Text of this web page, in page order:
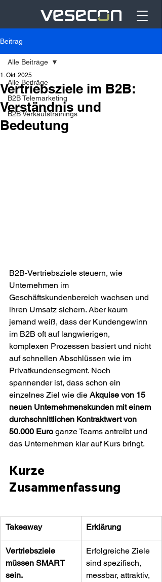
Beitrag
Alle Beiträge
B2B Telemarketing
B2B Verkaufstrainings
Alle Beiträge
Vertriebsziele im B2B:
Verständnis und
Bedeutung
1. Okt. 2025
B2B-Vertriebsziele steuern, wie
Unternehmen im
Geschäftskundenbereich wachsen und
ihren Umsatz sichern. Aber kaum
jemand weiß, dass der Kundengewinn
im B2B oft auf langwierigen,
komplexen Prozessen basiert und nicht
auf schnellen Abschlüssen wie im
Privatkundensegment. Noch
spannender ist, dass schon ein
einzelnes Ziel wie die Akquise von 15
neuen Unternehmenskunden mit einem
durchschnittlichen Kontraktwert von
50.000 Euro ganze Teams antreibt und
das Unternehmen klar auf Kurs bringt.
Kurze
Zusammenfassung
Takeaway Erklärung
Vertriebsziele
müssen SMART
sein.
Erfolgreiche Ziele
sind spezifisch,
messbar, attraktiv,